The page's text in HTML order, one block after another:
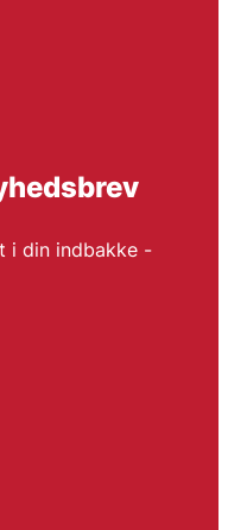
i din indbakke -